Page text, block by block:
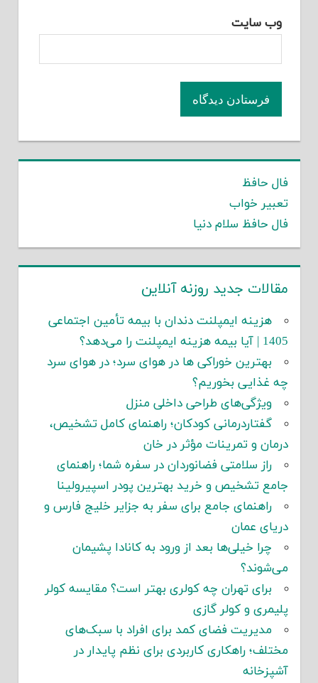
وب‌ سایت
فال حافظ
تعبیر خواب
فال حافظ سلام دنیا
مقالات جدید روزنه آنلاین
هزینه ایمپلنت دندان با بیمه تأمین اجتماعی
1405 | آیا بیمه هزینه ایمپلنت را می‌دهد؟
بهترین خوراکی ها در هوای سرد؛ در هوای سرد
چه غذایی بخوریم؟
ویژگی‌های طراحی داخلی منزل
گفتاردرمانی کودکان؛ راهنمای کامل تشخیص،
درمان و تمرینات مؤثر در خان
راز سلامتی فضانوردان در سفره شما؛ راهنمای
جامع تشخیص و خرید بهترین پودر اسپیرولینا
راهنمای جامع برای سفر به جزایر خلیج فارس و
دریای عمان
چرا خیلی‌ها بعد از ورود به کانادا پشیمان
می‌شوند؟
برای تهران چه کولری بهتر است؟ مقایسه کولر
پلیمری و کولر گازی
مدیریت فضای کمد برای افراد با سبک‌های
مختلف؛ راهکاری کاربردی برای نظم پایدار در
آشپزخانه